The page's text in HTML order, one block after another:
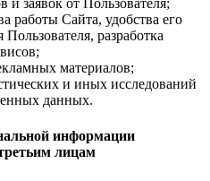
и заявок от Пользователя;
работы Сайта, удобства его
Пользователя, разработка
материалов;
и иных исследований
данных.
информации
лицам